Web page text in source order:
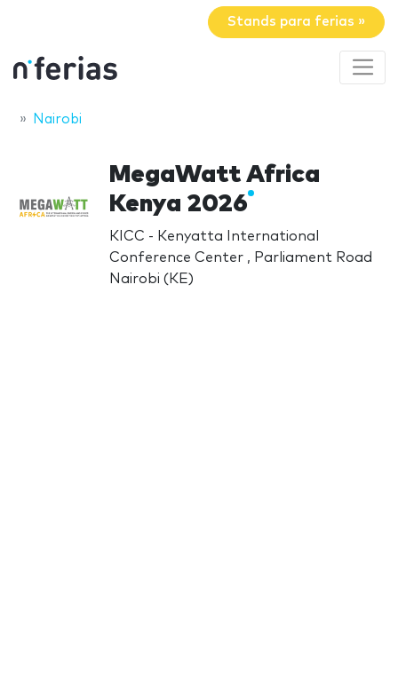
Stands para ferias »
Nairobi
MegaWatt Africa
Kenya 2026
KICC - Kenyatta International
Conference Center , Parliament Road
Nairobi (KE)